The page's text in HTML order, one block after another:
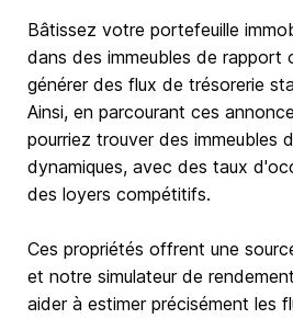
Bâtissez votre portefeuille
dans des immeubles de rapport
générer des flux de trésorerie
Ainsi, en parcourant ces
pourriez trouver des immeubles
dynamiques, avec des taux
des loyers compétitifs.
Ces propriétés offrent une
et notre simulateur de
aider à estimer précisément les